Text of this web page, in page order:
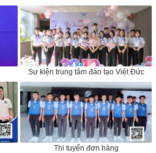
Sự kiện trung tâm đào tạo Việt Đức
Thi tuyển đơn hàng